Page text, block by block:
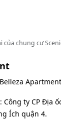
của chung cư
ty CP Địa
Ích quận 4.